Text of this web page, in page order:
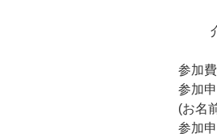
現
介
参加
参加
(お名
参加